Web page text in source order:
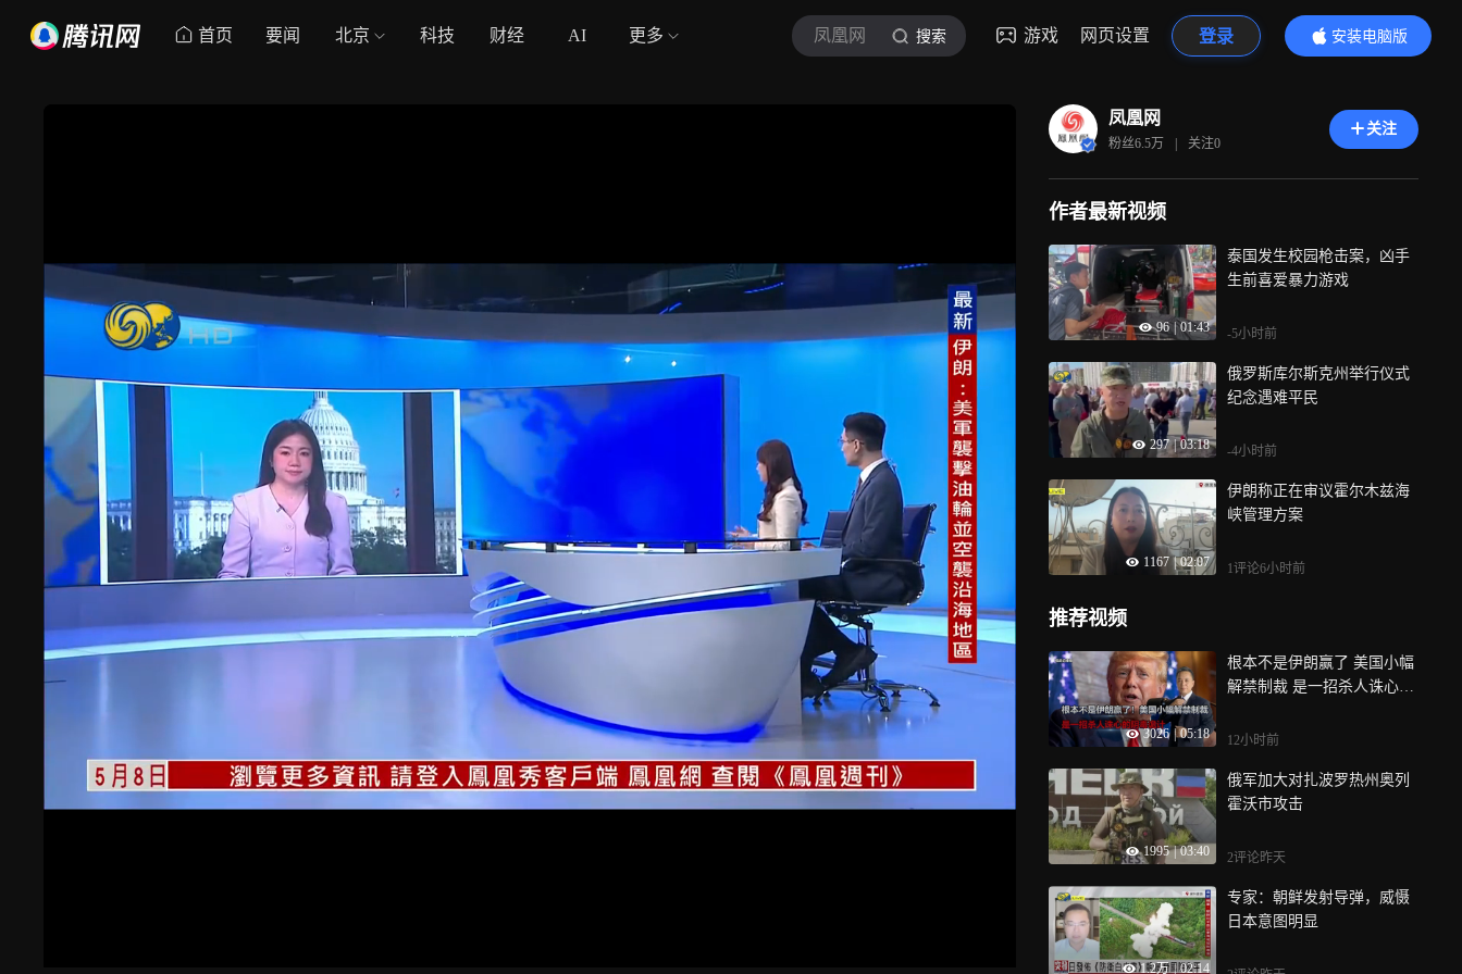
首页 要闻 北京 科技 财经 AI 更多 凤凰网 搜索 游戏 网页设置 登录
安装电脑版
内容更精彩
凤凰网
粉丝6.5万 | 关注0
关注
作者最新视频
96 01:43
泰国发生校园枪击案，凶手
生前喜爱暴力游戏
-5小时前
297 | 03:18
俄罗斯库尔斯克州举行仪式
纪念遇难平民
-4小时前
1167 | 02:07
伊朗称正在审议霍尔木兹海
峡管理方案
1评论6小时前
推荐视频
3026 | 05:18
根本不是伊朗赢了 美国小幅
解禁制裁 是一招杀人诛心的
12小时前
1995 | 03:40
俄军加大对扎波罗热州奥列
霍沃市攻击
2评论昨天
1.2万 | 02:14
专家：朝鲜发射导弹，威慑
日本意图明显